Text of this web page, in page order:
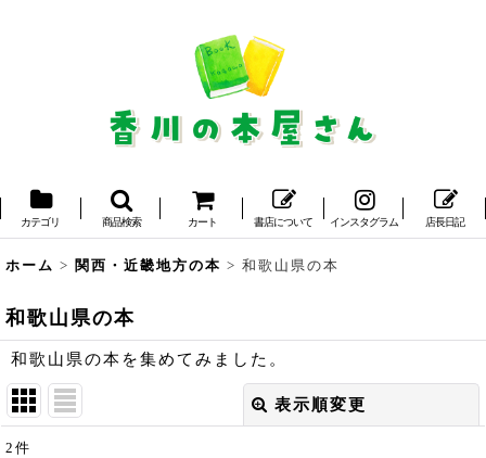
カテゴリ 商品検索 カート 書店について インスタグラム 店長日記
ホーム > 関西・近畿地方の本 > 和歌山県の本
和歌山県の本
和歌山県の本を集めてみました。
表示順変更
2 件